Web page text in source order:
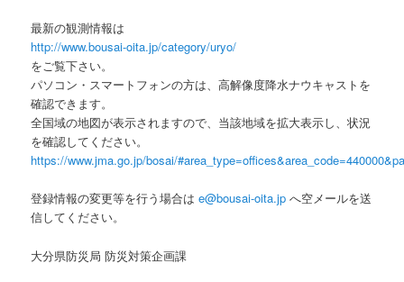
最新の観測情報は
http://www.bousai-oita.jp/category/uryo/
をご覧下さい。
パソコン・スマートフォンの方は、高解像度降水ナウキャストを
確認できます。
全国域の地図が表示されますので、当該地域を拡大表示し、状況
を確認してください。
https://www.jma.go.jp/bosai/
登録情報の変更等を行う場合はe@bousai-oita.jp へ空メールを送
信してください。
大分県防災局 防災対策企画課